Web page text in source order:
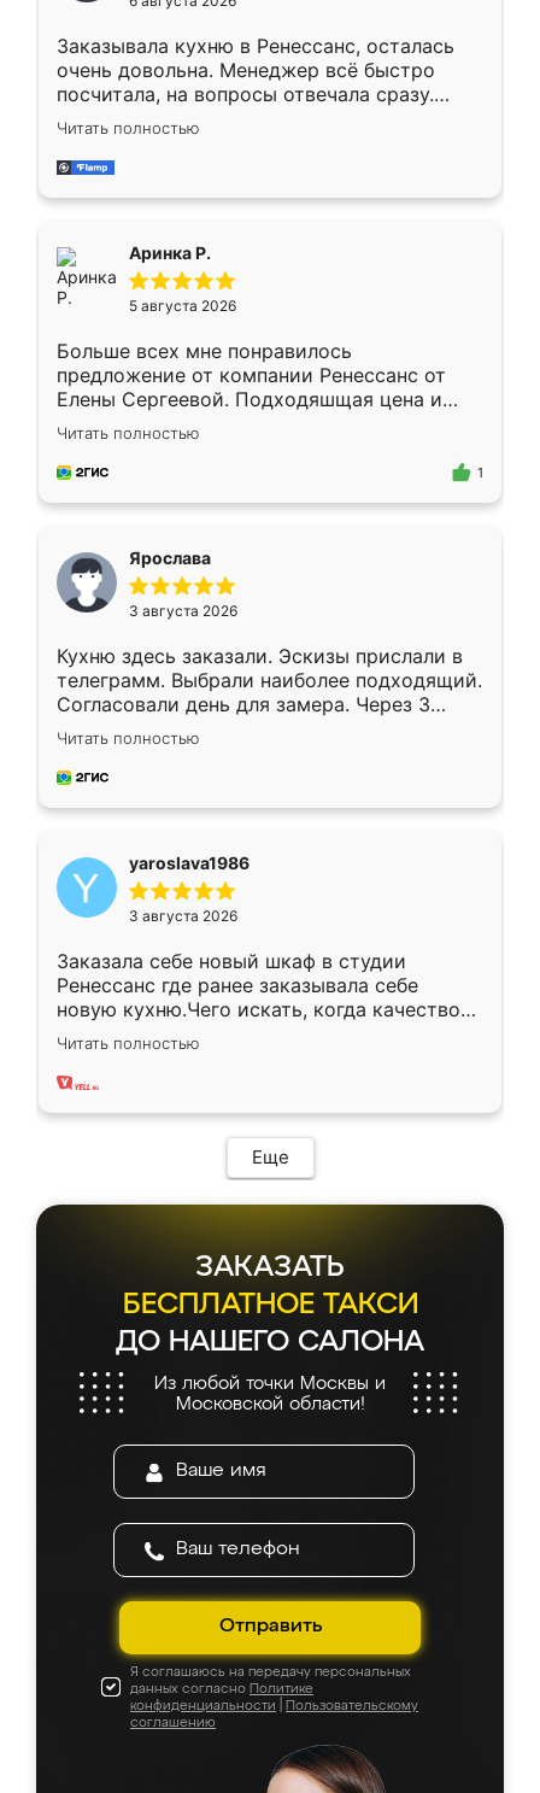
мебели буду заказывать только здесь.
Заказывала кухню в Ренессанс, осталась
очень довольна. Менеджер всё быстро
посчитала, на вопросы отвечала сразу.
Замерщик приехал в субботу, подошёл к
делу со всей ответственностью. Собрали
за день, ребята работали аккуратно, даже
Читать полностью
Аринка Р.
5 августа 2026
Больше всех мне понравилось
предложение от компании Ренессанс от
Елены Сергеевой. Подходяшщая цена и
короткие сроки изготовления. Приехавший
для замера сотрудник Владислав
предложил по моему эскизу самый
Читать полностью
1
Ярослава
3 августа 2026
Кухню здесь заказали. Эскизы прислали в
телеграмм. Выбрали наиболее подходящий.
Согласовали день для замера. Через 3
недели кухня была уже готова. Остались
довольны работой. Спасибо Ренессанс
мебель за качественную работу!
Читать полностью
yaroslava1986
3 августа 2026
Заказала себе новый шкаф в студии
Ренессанс где ранее заказывала себе
новую кухню.Чего искать, когда качеством
вполне довольна. Служит кухня уже почти
два года, нареканий нет.
Читать полностью
Еще
ЗАКАЗАТЬ
БЕСПЛАТНОЕ ТАКСИ
ДО НАШЕГО САЛОНА
Из любой точки Москвы и
Московской области!
Отправить
Я соглашаюсь на передачу персональных
данных согласно Политике
конфиденциальности
Пользовательскому
соглашению